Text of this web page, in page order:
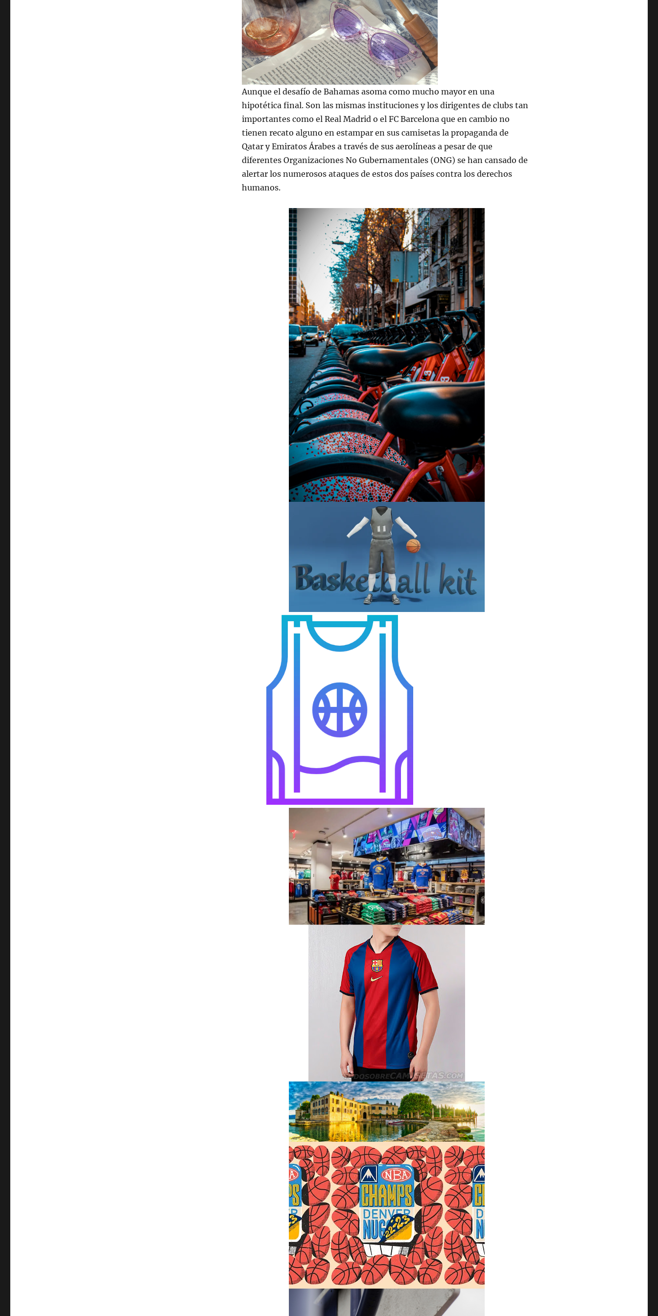
Aunque el desafío de Bahamas asoma como mucho mayor en una
hipotética final. Son las mismas instituciones y los dirigentes de clubs tan
importantes como el Real Madrid o el FC Barcelona que en cambio no
tienen recato alguno en estampar en sus camisetas la propaganda de
Qatar y Emiratos Árabes a través de sus aerolíneas a pesar de que
diferentes Organizaciones No Gubernamentales (ONG) se han cansado de
alertar los numerosos ataques de estos dos países contra los derechos
humanos.